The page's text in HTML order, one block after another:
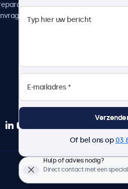
Werken bij
Algemene
Of bel ons op 03
Hulp of advies nodig?
Direct contact met een